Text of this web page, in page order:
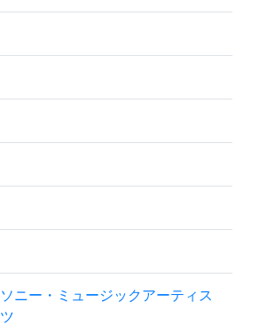
ソニー・ミュージックアーティス
ツ